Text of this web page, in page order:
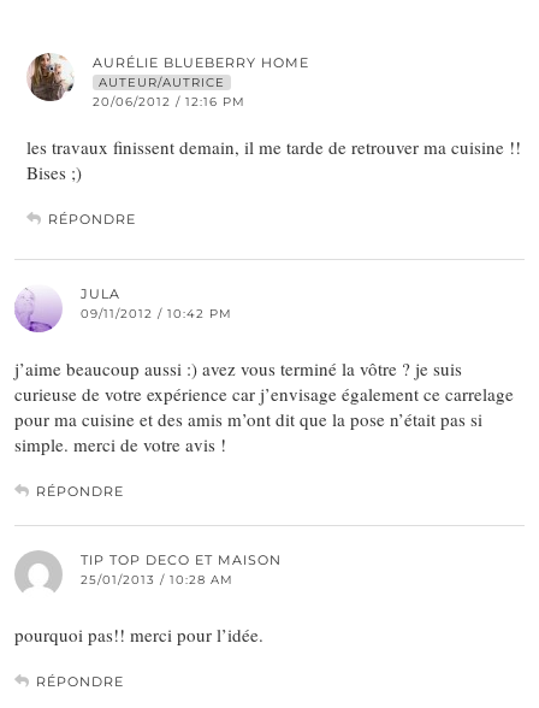
AURÉLIE BLUEBERRY HOME
AUTEUR/AUTRICE
20/06/2012 / 12:16 PM
les travaux finissent demain, il me tarde de retrouver ma cuisine !!
Bises ;)
RÉPONDRE
JULA
09/11/2012 / 10:42 PM
j’aime beaucoup aussi :) avez vous terminé la vôtre ? je suis
curieuse de votre expérience car j’envisage également ce carrelage
pour ma cuisine et des amis m’ont dit que la pose n’était pas si
simple. merci de votre avis !
RÉPONDRE
TIP TOP DECO ET MAISON
25/01/2013 / 10:28 AM
pourquoi pas!! merci pour l’idée.
RÉPONDRE